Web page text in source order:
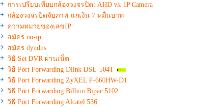
การเปรียบเทียบกล้องวงจรปิด: AHD vs. IP Camera
กล้องวงจรปิดจับภาพ ฉกเงิน 7 หมื่นบาท
ความหมายของเลขIP
สมัคร no-ip
สมัคร dyndns
วิธี Set DVR ผ่านเน็ต
วิธี Port Forwarding Dlink DSL-504T
วิธี Port Forwarding ZyXEL P-660HW-D1
วิธี Port Forwarding Billion Bipac 5102
วิธี Port Forwarding Alcatel 536